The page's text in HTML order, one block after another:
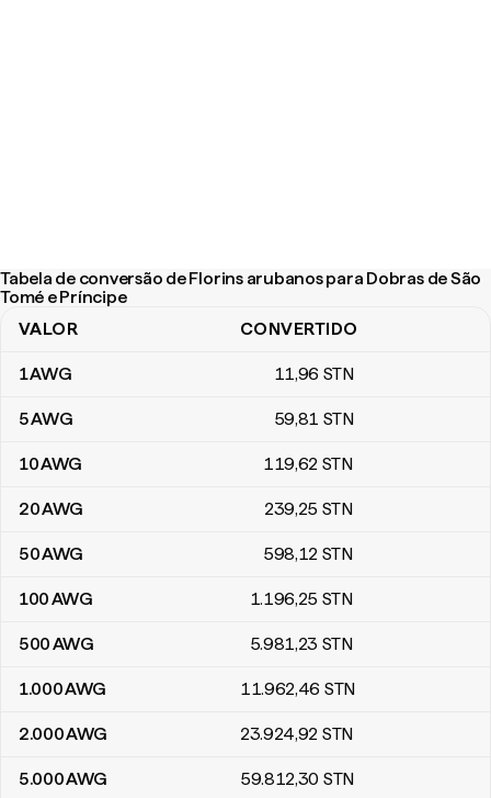
Tabela de conversão de Florins arubanos para Dobras de São
Tomé e Príncipe
Tabela de conversão de Florins arubanos para Dobras de São
VALOR CONVERTIDO
1AWG 11,96 STN
5AWG 59,81 STN
10AWG 119,62 STN
20AWG 239,25 STN
50AWG 598,12 STN
100AWG 1.196,25 STN
500AWG 5.981,23 STN
1.000AWG 11.962,46 STN
2.000AWG 23.924,92 STN
5.000AWG 59.812,30 STN